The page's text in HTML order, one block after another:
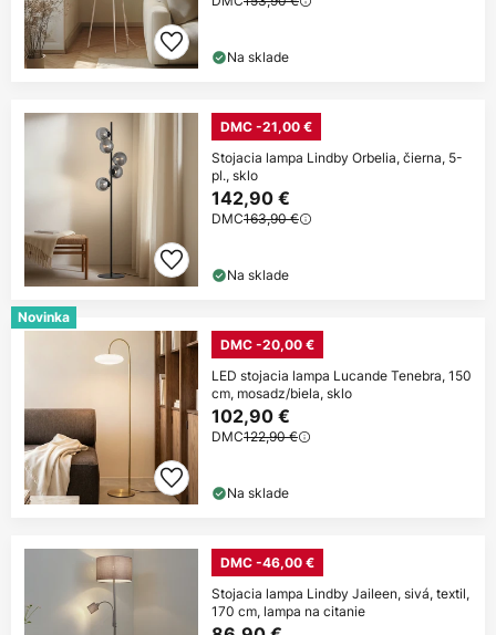
Na sklade
DMC -21,00 €
Stojacia lampa Lindby Orbelia, čierna, 5-
pl., sklo
142,90 €
DMC163,90 €
Na sklade
Novinka
DMC -20,00 €
LED stojacia lampa Lucande Tenebra, 150
cm, mosadz/biela, sklo
102,90 €
DMC122,90 €
Na sklade
DMC -46,00 €
Stojacia lampa Lindby Jaileen, sivá, textil,
170 cm, lampa na citanie